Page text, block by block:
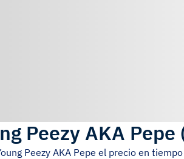
Peezy AKA Pepe
Peezy AKA Pepe el precio en